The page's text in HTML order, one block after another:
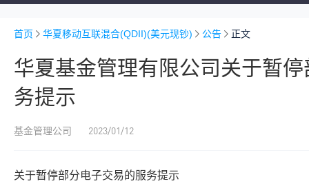
首页 华夏移动互联混合(QDII)(美元现钞) 公告 正文
华夏基金管理有限公司关于暂
务提示
基金管理公司 2023/01/12
关于暂停部分电子交易的服务提示